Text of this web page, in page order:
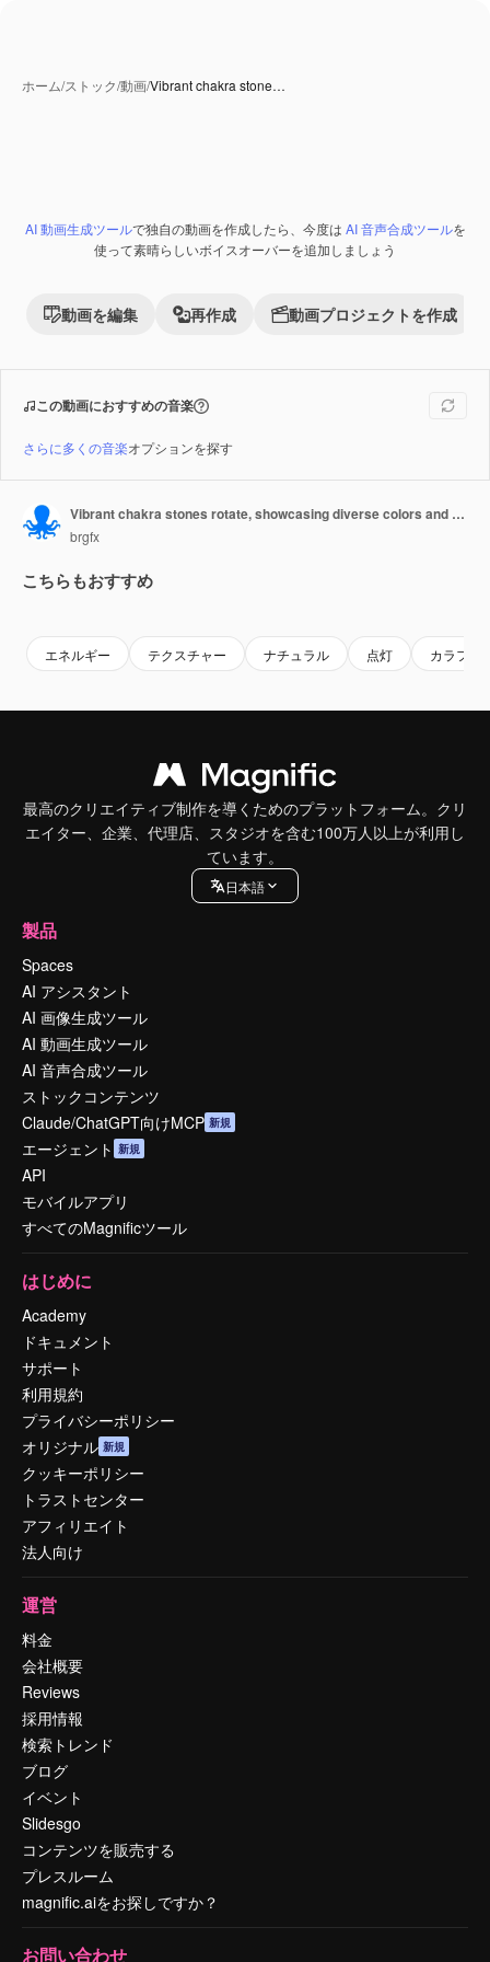
ホーム/ストック/動画/Vibrant chakra stone…
Premium
AI 動画生成ツールで独自の動画を作成したら、今度は AI 音声合成ツールを
使って素晴らしいボイスオーバーを追加しましょう
動画を編集 再作成 動画プロジェクトを作成
この動画におすすめの音楽
さらに多くの音楽オプションを探す
Vibrant chakra stones rotate, showcasing diverse colors and textures in a dynamic, well-lit environment
brgfx
こちらもおすすめ
エネルギー テクスチャー ナチュラル 点灯 カラフル
最高のクリエイティブ制作を導くためのプラットフォーム。クリ
エイター、企業、代理店、スタジオを含む100万人以上が利用し
ています。
日本語
製品
Spaces
AI アシスタント
AI 画像生成ツール
AI 動画生成ツール
AI 音声合成ツール
ストックコンテンツ
Claude/ChatGPT向けMCP 新規
エージェント 新規
API
モバイルアプリ
すべてのMagnificツール
はじめに
Academy
ドキュメント
サポート
利用規約
プライバシーポリシー
オリジナル 新規
クッキーポリシー
トラストセンター
アフィリエイト
法人向け
運営
料金
会社概要
Reviews
採用情報
検索トレンド
ブログ
イベント
Slidesgo
コンテンツを販売する
プレスルーム
magnific.aiをお探しですか？
お問い合わせ